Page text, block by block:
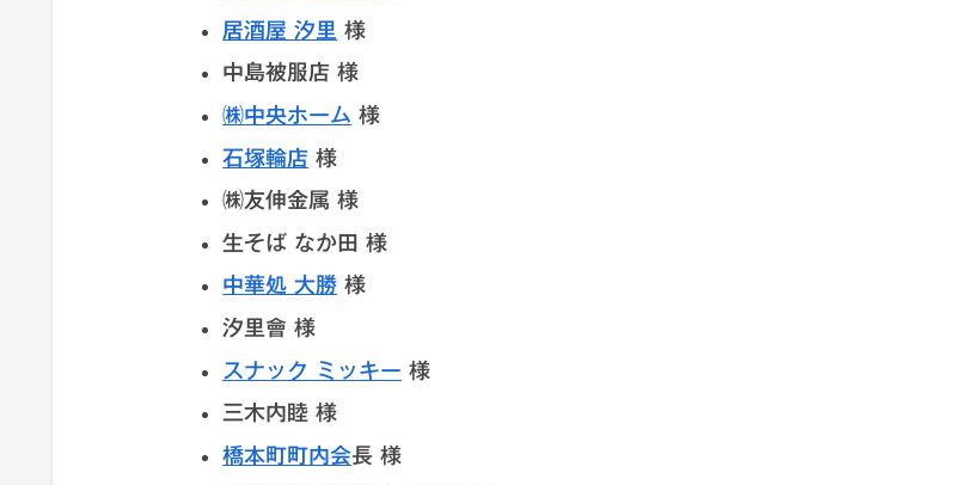
居酒屋 汐里 様
中島被服店 様
㈱中央ホーム 様
石塚輪店 様
㈱友伸金属 様
生そば なか田 様
中華処 大勝 様
汐里會 様
スナック ミッキー 様
三木内睦 様
橋本町町内会長 様